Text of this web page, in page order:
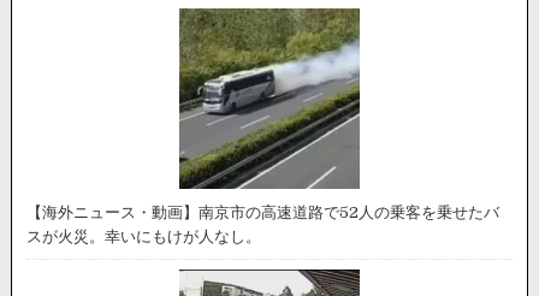
【海外ニュース・動画】南京市の高速道路で52人の乗客を乗せたバ
スが火災。幸いにもけが人なし。